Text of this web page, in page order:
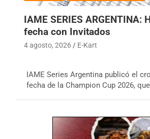
IAME SERIES ARGENTINA:
fecha con Invitados
4 agosto, 2026 E-Kart
IAME Series Argentina publicó el
fecha de la Champion Cup 2026,